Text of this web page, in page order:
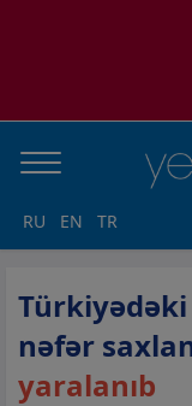
RU EN TR
nəfər
yaralanıb